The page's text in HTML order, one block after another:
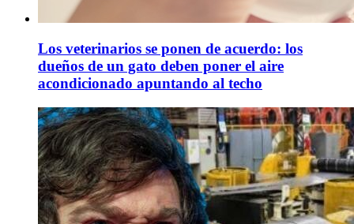
Los veterinarios se ponen de acuerdo: los
dueños de un gato deben poner el aire
acondicionado apuntando al techo